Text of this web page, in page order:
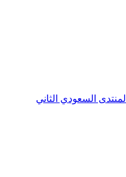
المنتدى السعودي الثاني